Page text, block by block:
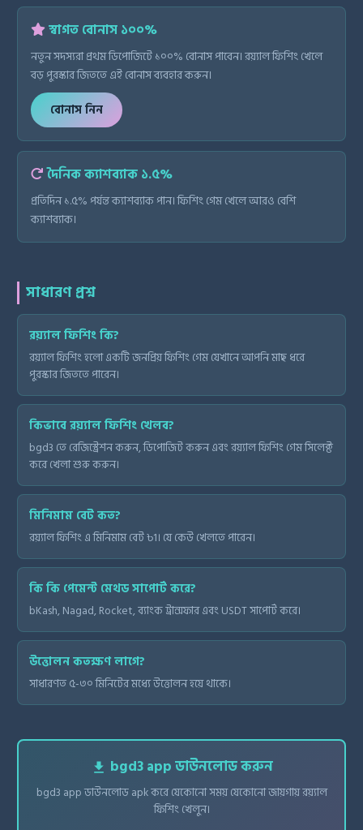
স্বাগত বোনাস ১০০%
নতুন সদস্যরা প্রথম ডিপোজিটে ১০০% বোনাস পাবেন। রয়্যাল ফিশিং খেলে
বড় পুরস্কার জিততে এই বোনাস ব্যবহার করুন।
বোনাস নিন
দৈনিক ক্যাশব্যাক ১.৫%
প্রতিদিন ১.৫% পর্যন্ত ক্যাশব্যাক পান। ফিশিং গেম খেলে আরও বেশি
ক্যাশব্যাক।
সাধারণ প্রশ্ন
রয়্যাল ফিশিং কি?
রয়্যাল ফিশিং হলো একটি জনপ্রিয় ফিশিং গেম যেখানে আপনি মাছ ধরে
পুরস্কার জিততে পারেন।
কিভাবে রয়্যাল ফিশিং খেলব?
bgd3 তে রেজিস্ট্রেশন করুন, ডিপোজিট করুন এবং রয়্যাল ফিশিং গেম সিলেক্ট
করে খেলা শুরু করুন।
মিনিমাম বেট কত?
রয়্যাল ফিশিং এ মিনিমাম বেট ৳1। যে কেউ খেলতে পারেন।
কি কি পেমেন্ট মেথড সাপোর্ট করে?
bKash, Nagad, Rocket, ব্যাংক ট্রান্সফার এবং USDT সাপোর্ট করে।
উত্তোলন কতক্ষণ লাগে?
সাধারণত ৫-৩০ মিনিটের মধ্যে উত্তোলন হয়ে থাকে।
download bgd3 app ডাউনলোড করুন
bgd3 app ডাউনলোড apk করে যেকোনো সময় যেকোনো জায়গায় রয়্যাল
ফিশিং খেলুন।